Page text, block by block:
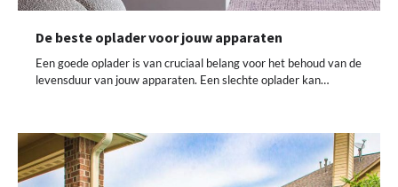
De beste oplader voor jouw apparaten
Een goede oplader is van cruciaal belang voor het behoud van de
levensduur van jouw apparaten. Een slechte oplader kan…